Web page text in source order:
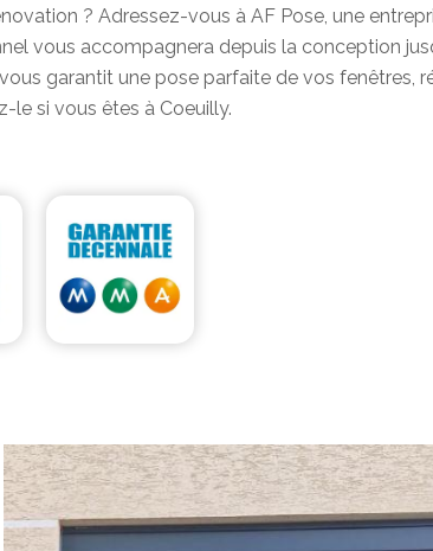
? Adressez-vous à AF Pose, une
vous accompagnera depuis la conception
garantit une pose parfaite de vos fenêtres,
le si vous êtes à Coeuilly.